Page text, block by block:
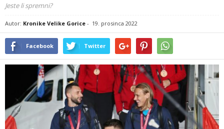
Jeste li spremni?
Autor: Kronike Velike Gorice - 19. prosinca 2022
Facebook Twitter